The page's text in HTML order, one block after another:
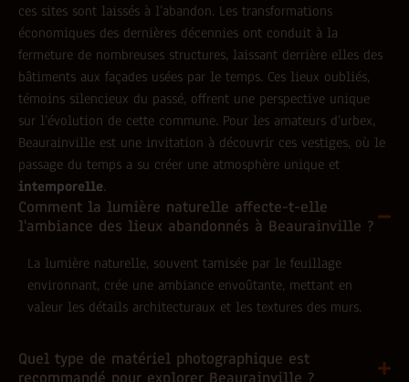
ces sites sont laissés à l’abandon. Les transformations
économiques des dernières décennies ont conduit à la
fermeture de nombreuses structures, laissant derrière elles des
bâtiments aux façades usées par le temps. Ces lieux oubliés,
témoins silencieux du passé, offrent une perspective unique
sur l’évolution de cette commune. Pour les amateurs d’urbex,
Beaurainville est une invitation à découvrir ces vestiges, où le
passage du temps a su créer une atmosphère unique et
intemporelle.
Comment la lumière naturelle affecte-t-elle
l'ambiance des lieux abandonnés à Beaurainville ?
La lumière naturelle, souvent tamisée par le feuillage
environnant, crée une ambiance envoûtante, mettant en
valeur les détails architecturaux et les textures des murs.
Quel type de matériel photographique est